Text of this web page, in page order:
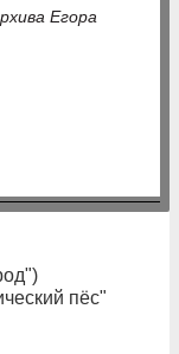
Егора
пёс"